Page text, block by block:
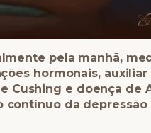
pela manhã,
hormonais, auxiliar
Cushing e doença de
contínuo da